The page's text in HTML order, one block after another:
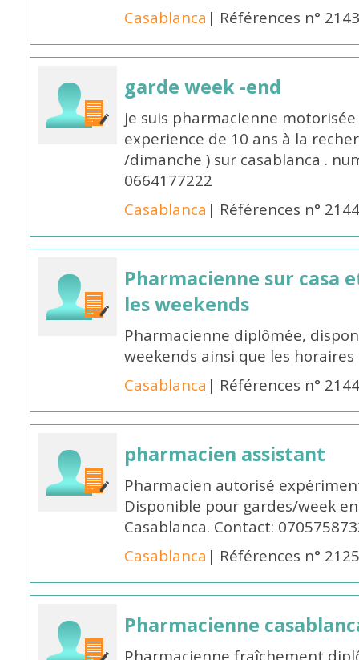
Casablanca | Références n°
garde week -end
je suis pharmacienne
experience de 10 ans à la
/dimanche ) sur casablanca .
0664177222
Casablanca | Références n°
Pharmacienne sur casa
les weekends
Pharmacienne diplômée,
weekends ainsi que les
Casablanca | Références n°
pharmacien assistant
Pharmacien autorisé
Disponible pour gardes/week
Casablanca. Contact:
Casablanca | Références n°
Pharmacienne